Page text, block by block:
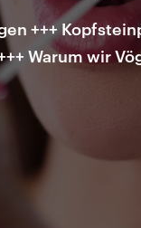
+++
Warum wir